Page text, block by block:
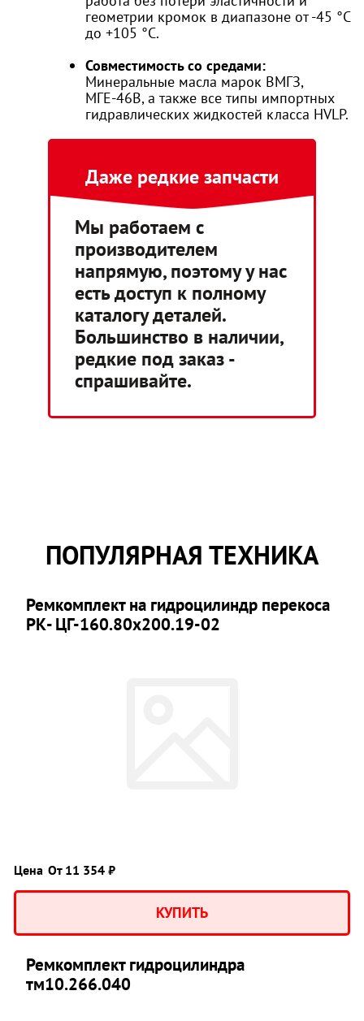
геометрии кромок в диапазоне от -45 °C
до +105 °C.
Совместимость со средами:
Минеральные масла марок ВМГЗ,
МГЕ-46В, а также все типы импортных
гидравлических жидкостей класса HVLP.
Даже редкие запчасти
Мы работаем с
производителем
напрямую, поэтому у нас
есть доступ к полному
каталогу деталей.
Большинство в наличии,
редкие под заказ -
спрашивайте.
ПОПУЛЯРНАЯ ТЕХНИКА
Ремкомплект на гидроцилиндр перекоса
РК- ЦГ-160.80х200.19-02
Цена От 11 354 ₽
КУПИТЬ
Ремкомплект гидроцилиндра
тм10.266.040